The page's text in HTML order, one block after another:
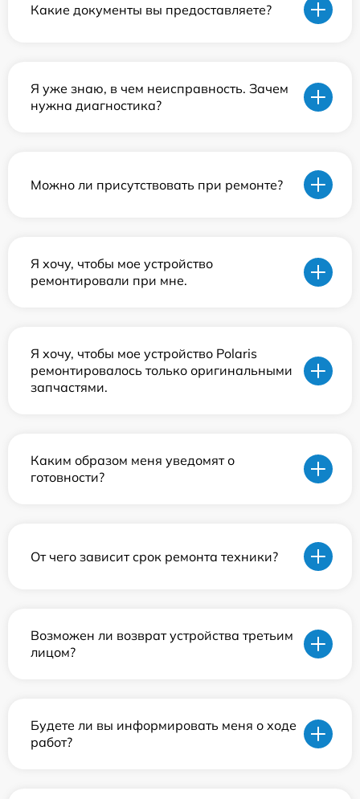
Какие документы вы предоставляете?
Я уже знаю, в чем неисправность. Зачем
нужна диагностика?
Можно ли присутствовать при ремонте?
Я хочу, чтобы мое устройство
ремонтировали при мне.
Я хочу, чтобы мое устройство Polaris
ремонтировалось только оригинальными
запчастями.
Каким образом меня уведомят о
готовности?
От чего зависит срок ремонта техники?
Возможен ли возврат устройства третьим
лицом?
Будете ли вы информировать меня о ходе
работ?